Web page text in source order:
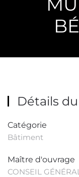
Détails
Catégorie
Bâtiment
Maître d'ouvrage
CONSEIL